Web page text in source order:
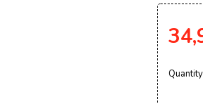
Quantity